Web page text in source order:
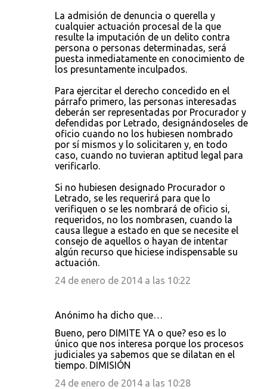
La admisión de denuncia o querella y
cualquier actuación procesal de la que
resulte la imputación de un delito contra
persona o personas determinadas, será
puesta inmediatamente en conocimiento de
los presuntamente inculpados.
Para ejercitar el derecho concedido en el
párrafo primero, las personas interesadas
deberán ser representadas por Procurador y
defendidas por Letrado, designándoseles de
oficio cuando no los hubiesen nombrado
por sí mismos y lo solicitaren y, en todo
caso, cuando no tuvieran aptitud legal para
verificarlo.
Si no hubiesen designado Procurador o
Letrado, se les requerirá para que lo
verifiquen o se les nombrará de oficio si,
requeridos, no los nombrasen, cuando la
causa llegue a estado en que se necesite el
consejo de aquellos o hayan de intentar
algún recurso que hiciese indispensable su
actuación.
24 de enero de 2014 a las 10:22
Anónimo ha dicho que…
Bueno, pero DIMITE YA o que? eso es lo
único que nos interesa porque los procesos
judiciales ya sabemos que se dilatan en el
tiempo. DIMISIÓN
24 de enero de 2014 a las 10:28